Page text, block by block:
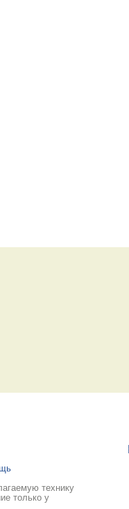
технику
только у